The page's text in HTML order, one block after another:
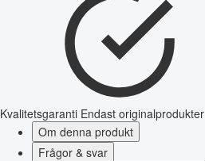
Kvalitetsgaranti Endast originalprodukter
Om denna produkt
Frågor & svar